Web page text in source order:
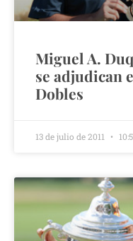
Miguel A.
se adjudican
Dobles
13 de julio de 2011